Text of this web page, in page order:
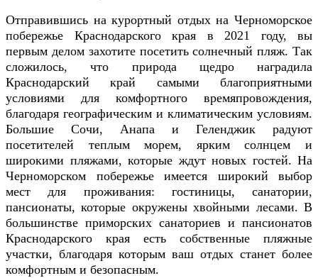
Отправившись на курортный отдых на Черноморское
побережье Краснодарского края в 2021 году, вы
первым делом захотите посетить солнечный пляж. Так
сложилось, что природа щедро наградила
Краснодарский край самыми благоприятными
условиями для комфортного времяпровождения,
благодаря географическим и климатическим условиям.
Большие Сочи, Анапа и Геленджик радуют
посетителей теплым морем, ярким солнцем и
широкими пляжами, которые ждут новых гостей. На
Черноморском побережье имеется широкий выбор
мест для проживания: гостиницы, санатории,
пансионаты, которые окружены хвойными лесами. В
большинстве приморских санаториев и пансионатов
Краснодарского края есть собственные пляжные
участки, благодаря которым ваш отдых станет более
комфортным и безопасным.